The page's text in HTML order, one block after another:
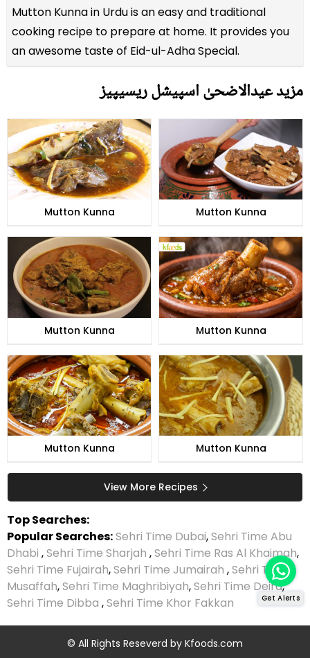
Mutton Kunna in Urdu is an easy and traditional
cooking recipe to prepare at home. It provides you
an awesome taste of Eid-ul-Adha Special.
مزید عیدالاضحیٰ اسپیشل ریسیپیز
Mutton Kunna Mutton Kunna
Mutton Kunna Mutton Kunna
Mutton Kunna Mutton Kunna
View More Recipes
Top Searches:
Popular Searches:Sehri Time Dubai,Sehri Time Abu
Dhabi ,Sehri Time Sharjah ,Sehri Time Ras Al Khaimah,
Sehri Time Fujairah,Sehri Time Jumairah ,Sehri Time
Musaffah,Sehri Time Maghribiyah,Sehri Time Deira,
Sehri Time Dibba ,Sehri Time Khor Fakkan
© All Rights Reseverd by Kfoods.com
Get Alerts